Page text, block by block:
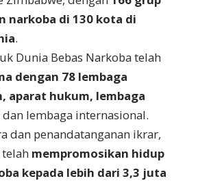
narkoba di 130 kota di
.
Dunia Bebas Narkoba telah
dengan 78 lembaga
aparat hukum, lembaga
dan lembaga internasional.
dan penandatanganan ikrar,
mempromosikan hidup
kepada lebih dari 3,3 juta